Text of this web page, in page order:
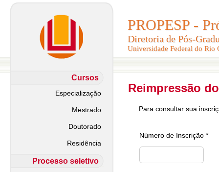
PROPESP -
Diretoria de Pós-
Universidade Federal do Rio
PROPESP -
Diretoria de Pós-
Universidade Federal do Rio
Cursos
Especialização
Mestrado
Doutorado
Residência
Processo seletivo
Reimpressão
Para consultar sua
Número de Inscrição *